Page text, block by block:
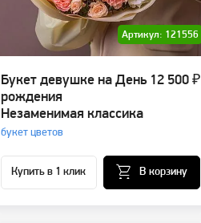
Артикул: 121556
Букет девушке на День
рождения
Незаменимая классика
букет цветов
12 500 ₽
Купить в 1 клик В корзину